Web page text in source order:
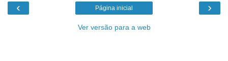
‹ ›
Página inicial
Ver versão para a web